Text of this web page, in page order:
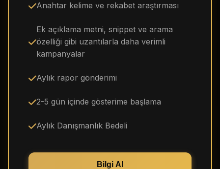
Anahtar kelime ve rekabet araştırması
Ek açıklama metni, snippet ve arama
özelliği gibi uzantılarla daha verimli
kampanyalar
Aylık rapor gönderimi
2-5 gün içinde gösterime başlama
Aylık Danışmanlık Bedeli
Bilgi Al